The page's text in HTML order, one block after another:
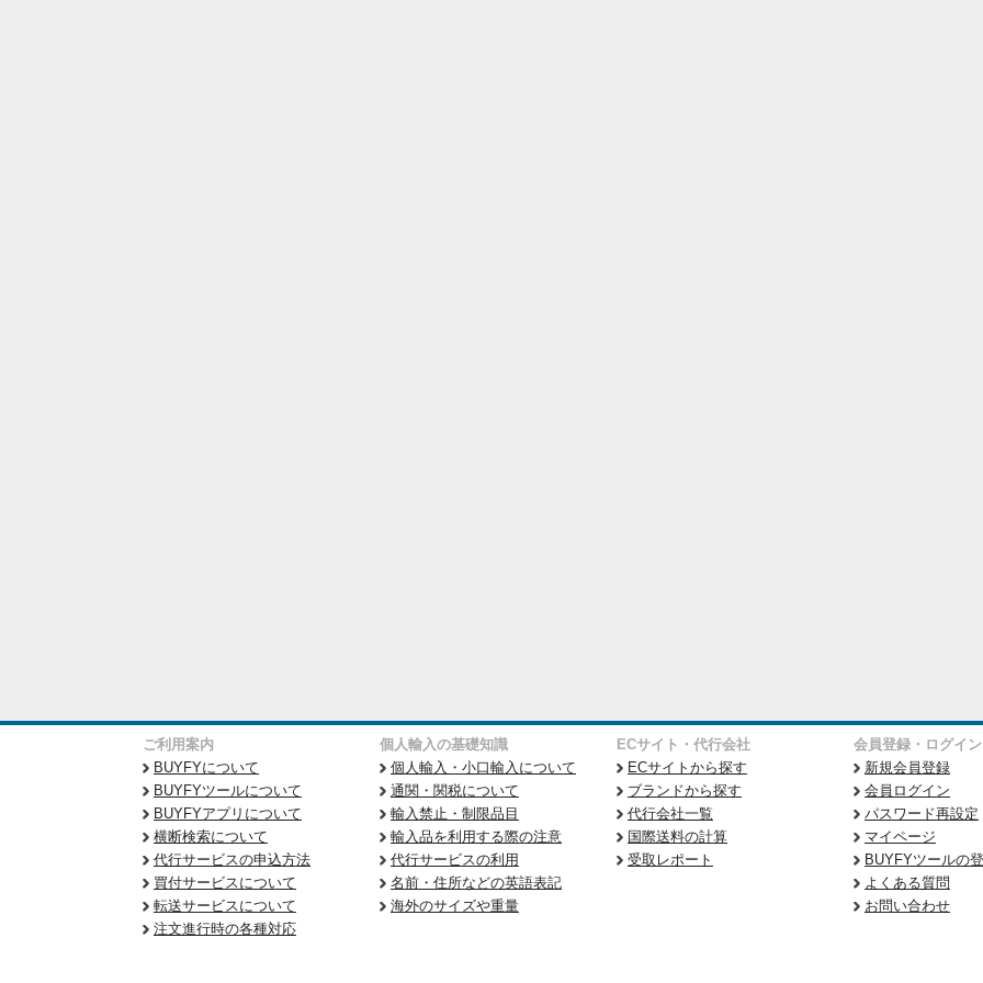
ご利用案内
BUYFYについて
BUYFYツールについて
BUYFYアプリについて
横断検索について
代行サービスの申込方法
買付サービスについて
転送サービスについて
注文進行時の各種対応
個人輸入の基礎知識
個人輸入・小口輸入について
通関・関税について
輸入禁止・制限品目
輸入品を利用する際の注意
代行サービスの利用
名前・住所などの英語表記
海外のサイズや重量
ECサイト・代行会社
ECサイトから探す
ブランドから探す
代行会社一覧
国際送料の計算
受取レポート
会員登録・ログイン
新規会員登録
会員ログイン
パスワード再設定
マイページ
BUYFYツールの
よくある質問
お問い合わせ